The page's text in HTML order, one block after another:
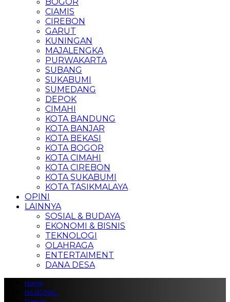
CIAMIS
CIREBON
GARUT
KUNINGAN
MAJALENGKA
PURWAKARTA
SUBANG
SUKABUMI
SUMEDANG
DEPOK
CIMAHI
KOTA BANDUNG
KOTA BANJAR
KOTA BEKASI
KOTA BOGOR
KOTA CIMAHI
KOTA CIREBON
KOTA SUKABUMI
KOTA TASIKMALAYA
OPINI
LAINNYA
SOSIAL & BUDAYA
EKONOMI & BISNIS
TEKNOLOGI
OLAHRAGA
ENTERTAIMENT
DANA DESA
Home
NASIONAL